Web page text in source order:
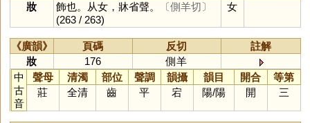
妝
飾也。从女，牀省聲。
〔側羊切〕
(263 / 263)
女
《廣韻》 頁碼 反切
註解
妝
176
側羊
中
古
音
聲母 清濁 部位 聲調 韻攝 韻目 開合
等第
莊
全清 齒 平 宕 陽/陽 開 三